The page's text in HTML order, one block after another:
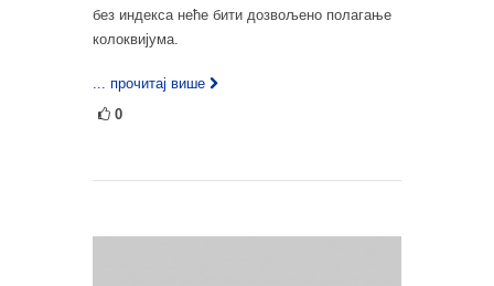
без индекса неће бити дозвољено полагање
колоквијума.
... прочитај више
0